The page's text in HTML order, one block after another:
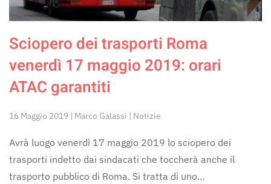
Sciopero dei trasporti Roma
venerdì 17 maggio 2019: orari
ATAC garantiti
16 Maggio 2019 | Marco Galassi | Notizie
Avrà luogo venerdì 17 maggio 2019 lo sciopero dei
trasporti indetto dai sindacati che toccherà anche il
trasporto pubblico di Roma. Si tratta di uno…